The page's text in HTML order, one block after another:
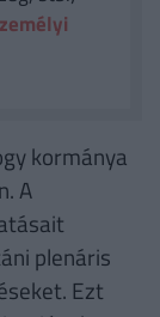
kormánya
A
plenáris
Ezt